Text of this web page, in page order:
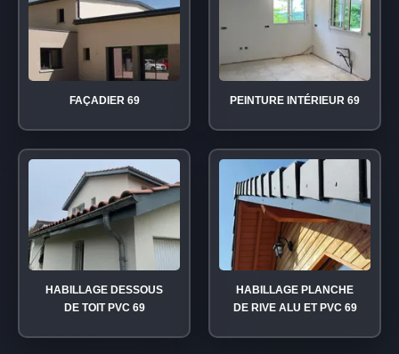
FAÇADIER 69 PEINTURE INTÉRIEUR 69
HABILLAGE DESSOUS
DE TOIT PVC 69
HABILLAGE PLANCHE
DE RIVE ALU ET PVC 69